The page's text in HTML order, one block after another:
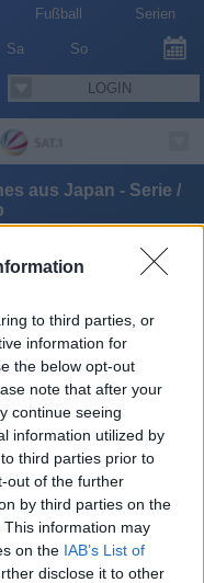
to third parties, or
information for
the below opt-out
note that after your
continue seeing
information utilized by
third parties prior to
out of the further
by third parties on the
This information may
on the IAB’s List of
disclose it to other
Fußball Serien
Sa So
LOGIN
aus Japan - Serie /